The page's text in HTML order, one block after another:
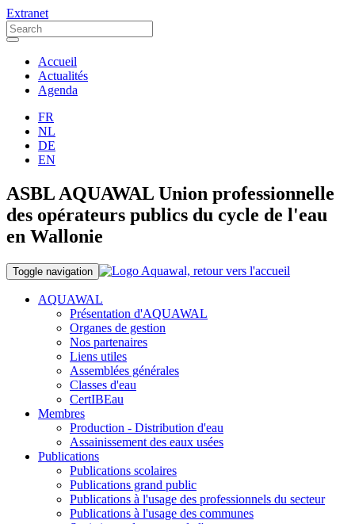
Extranet
Accueil
Actualités
Agenda
FR
NL
DE
EN
ASBL AQUAWAL Union professionnelle
des opérateurs publics du cycle de l'eau
en Wallonie
Toggle navigation
AQUAWAL
Présentation d'AQUAWAL
Organes de gestion
Nos partenaires
Liens utiles
Assemblées générales
Classes d'eau
CertIBEau
Membres
Production - Distribution d'eau
Assainissement des eaux usées
Publications
Publications scolaires
Publications grand public
Publications à l'usage des professionnels du secteur
Publications à l'usage des communes